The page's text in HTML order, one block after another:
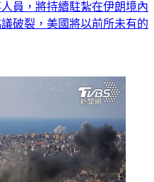
員，將持續駐紮在伊朗境內
破裂，美國將以前所未有的